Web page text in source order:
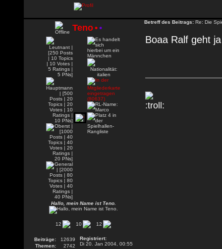
Teno••
Hallo, mein Name ist Teno.
12 10 12
Beiträge:
12639
Themen:
2742
Registriert:
Di 20. Jan 2004, 00:55
Betreff des Beitrags: Re: Die
Boaa Ralf geht